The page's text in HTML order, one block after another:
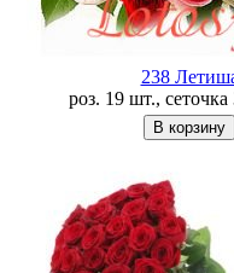
238
роз. 19 шт., сеточка